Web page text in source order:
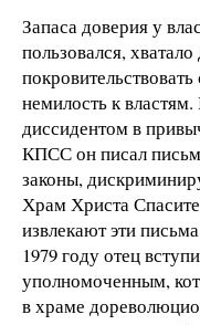
Запаса доверия у
пользовался,
немилость к
диссидентом в
КПСС он писал
законы,
Храм Христа
извлекают эти
1979 году отец
уполномоченным,
в храме